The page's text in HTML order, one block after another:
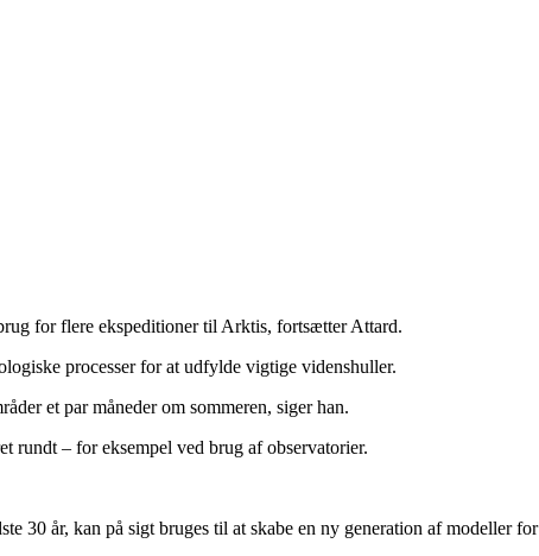
for flere ekspeditioner til Arktis, fortsætter Attard.
processer for at udfylde vigtige videnshuller.
et par måneder om sommeren, siger han.
rundt – for eksempel ved brug af observatorier.
30 år, kan på sigt bruges til at skabe en ny generation af modeller